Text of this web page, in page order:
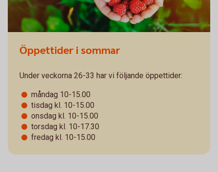
Öppettider i sommar
Under veckorna 26-33 har vi följande öppettider:
måndag 10-15.00
tisdag kl. 10-15.00
onsdag kl. 10-15.00
torsdag kl. 10-17.30
fredag kl. 10-15.00